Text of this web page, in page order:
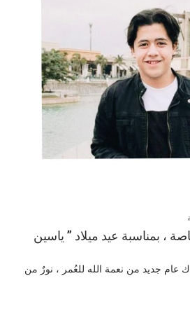
، بمناسبة عيد ميلاد ” ياسين
عام جديد من نعمة الله للعُمر ، نورٌ من